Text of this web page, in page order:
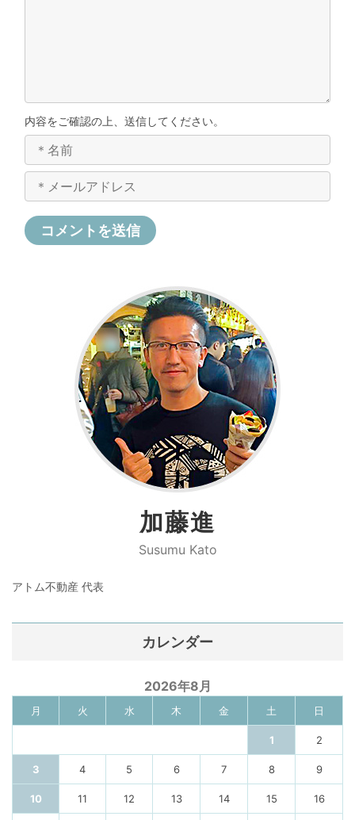
内容をご確認の上、送信してください。
加藤進
Susumu Kato
アトム不動産 代表
カレンダー
2026年8月
月 火 水 木 金 土 日
1 2
3 4 5 6 7 8 9
10 11 12 13 14 15 16